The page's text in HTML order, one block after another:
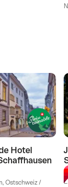
Hotel
Ostschweiz /